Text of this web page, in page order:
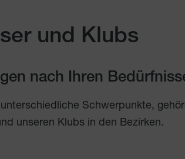
und Klubs
nach Ihren
Schwerpunkte,
unseren Klubs in den Bezirken.